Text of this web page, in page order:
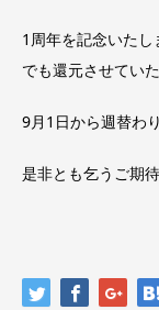
1周年を記念いた
でも還元させてい
9月1日から週替わ
是非とも乞うご期